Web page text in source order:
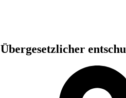
Übergesetzlicher